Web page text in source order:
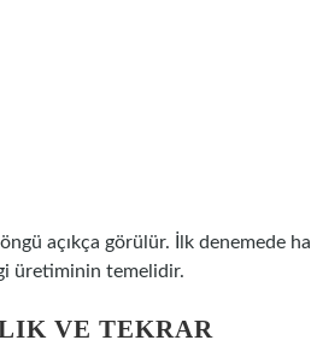
açıkça görülür. İlk denemede
üretiminin temelidir.
VE TEKRAR